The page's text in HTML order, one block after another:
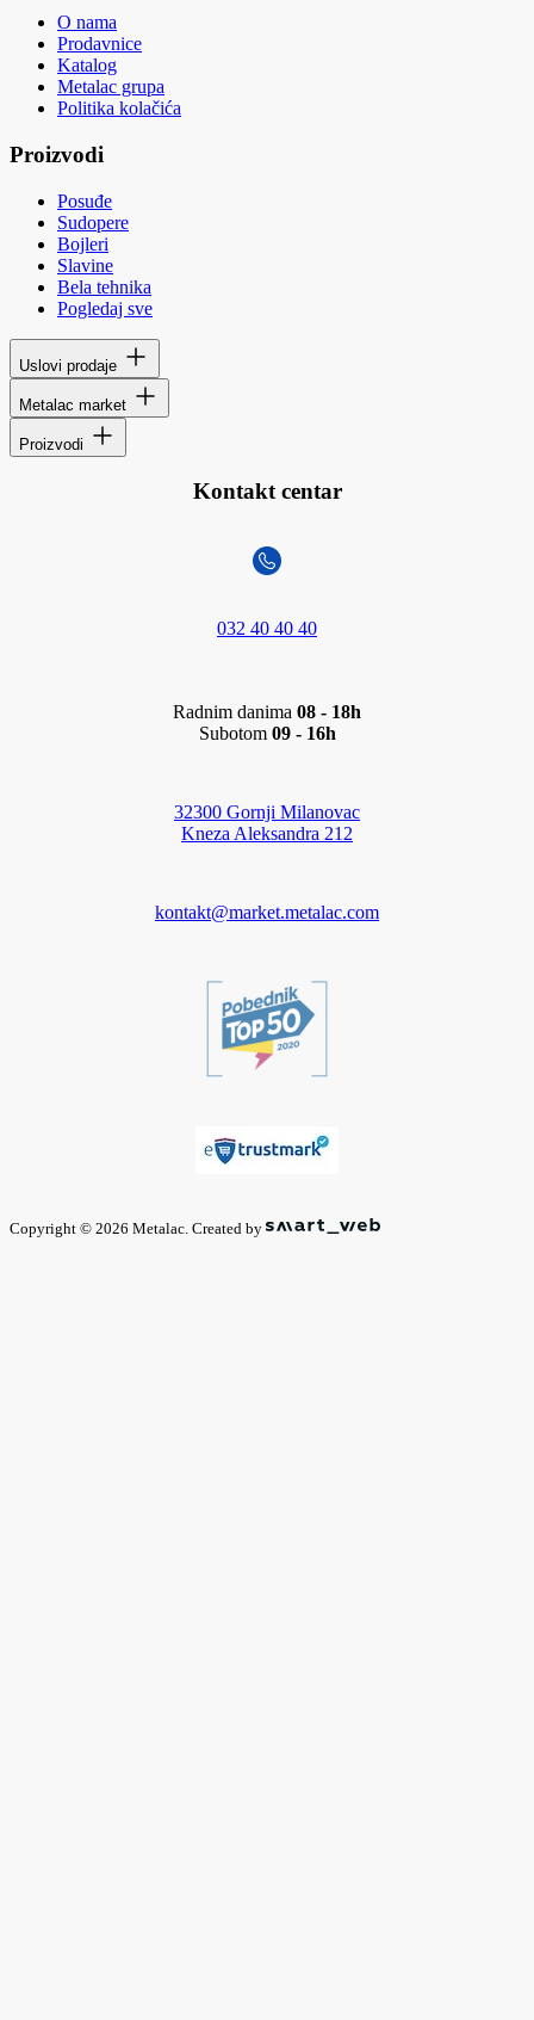
O nama
Prodavnice
Katalog
Metalac grupa
Politika kolačića
Proizvodi
Posuđe
Sudopere
Bojleri
Slavine
Bela tehnika
Pogledaj sve
Uslovi prodaje
Metalac market
Proizvodi
Kontakt centar
032 40 40 40
Radnim danima 08 - 18h
Subotom 09 - 16h
32300 Gornji Milanovac
Kneza Aleksandra 212
kontakt@market.metalac.com
Copyright © 2026 Metalac. Created by